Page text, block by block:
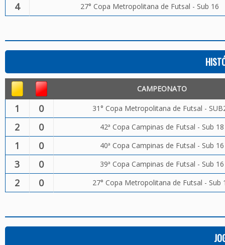
4 27° Copa Metropolitana de Futsal - Sub 16
CAMPEONATO
1 0 31° Copa Metropolitana de Futsal -
2 0 42ª Copa Campinas de Futsal - Sub 18
1 0 40ª Copa Campinas de Futsal - Sub 16
3 0 39ª Copa Campinas de Futsal - Sub 16
2 0 27° Copa Metropolitana de Futsal - Sub